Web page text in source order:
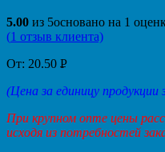
5.00 из 5основано на 1
(1 отзыв клиента)
От: 20.50 Р
(Цена за единицу
При крупном опте цены
исходя из потребностей